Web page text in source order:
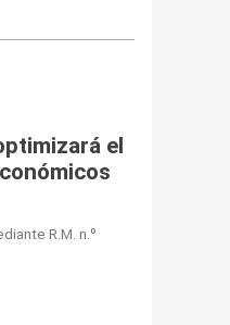
el
R.M. n.º